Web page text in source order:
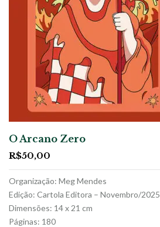
O Arcano Zero
R$50,00
Organização: Meg Mendes
Edição: Cartola Editora – Novembro/2025
Dimensões: 14 x 21 cm
Páginas: 180